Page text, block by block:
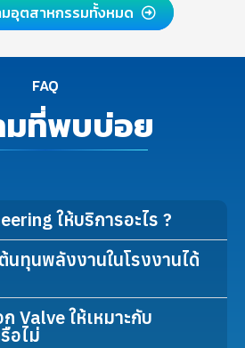
มอุตสาหกรรมทั้งหมด
FAQ
มที่พบบ่อย
ให้บริการอะไร ?
นทุนพลังงานในโรงงานได้
Valve ให้เหมาะกับ
อไม่